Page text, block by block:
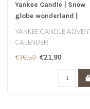
Yankee Candle | Snow
globe wonderland |
YANKEE CANDLE
CALENDER
€36,50 €21,90